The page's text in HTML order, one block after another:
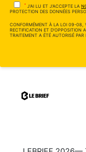
* J'AI LU ET J'ACCEPTE LA
PROTECTION DES DONNÉES
CONFORMÉMENT À LA LOI 09-08,
RECTIFICATION ET D'OPPOSITION
TRAITEMENT A ÉTÉ AUTORISÉ